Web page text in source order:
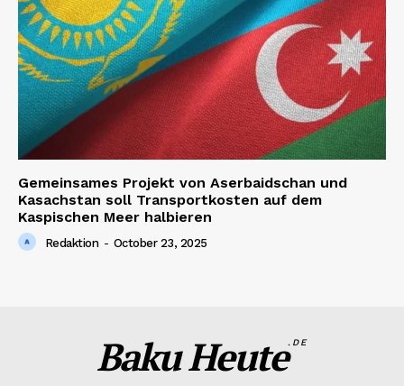
Gemeinsames Projekt von Aserbaidschan und
Kasachstan soll Transportkosten auf dem
Kaspischen Meer halbieren
Redaktion - October 23, 2025
Baku Heute.DE